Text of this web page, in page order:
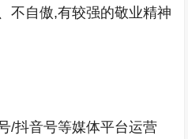
不自傲,有较强的敬业精神
/抖音号等媒体平台运营